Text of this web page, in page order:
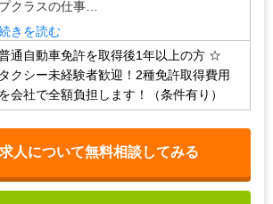
プクラスの仕事…
きを読む
通自動車免許を取得後1年以上の方 ☆
タクシー未経験者歓迎！2種免許取得費用
を会社で全額負担します！（条件有り）
人について無料相談してみる